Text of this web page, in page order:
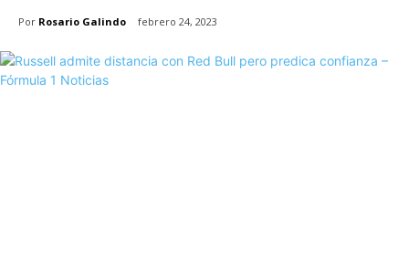
Por Rosario Galindo febrero 24, 2023